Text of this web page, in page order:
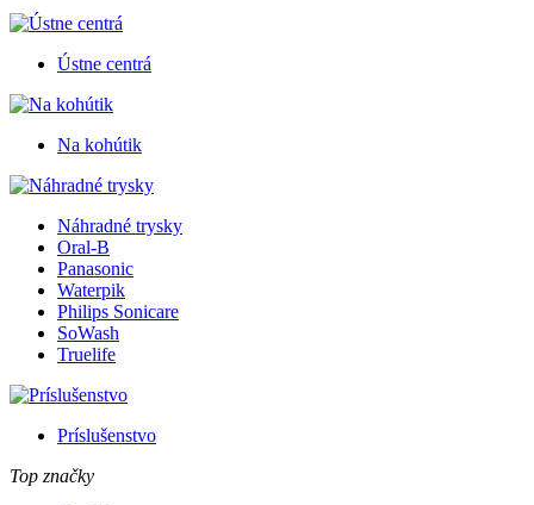
Ústne centrá
Na kohútik
Náhradné trysky
Oral-B
Panasonic
Waterpik
Philips Sonicare
SoWash
Truelife
Príslušenstvo
Top značky